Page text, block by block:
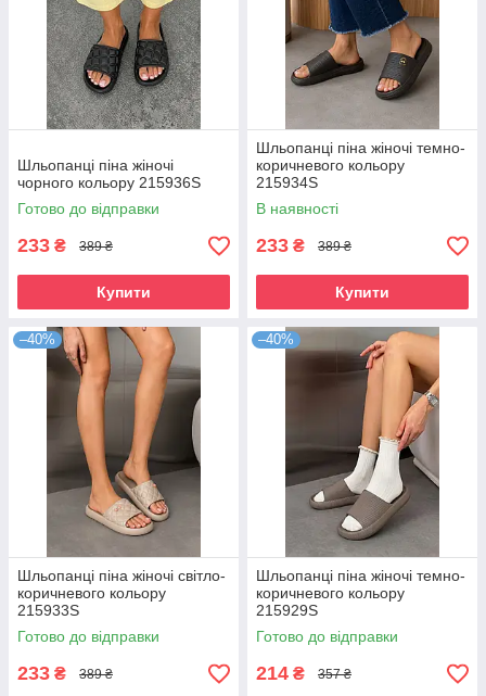
Шльопанці піна жіночі
чорного кольору 215936S
Готово до відправки
233 ₴ 389 ₴
Купити
Шльопанці піна жіночі темно-
коричневого кольору
215934S
В наявності
233 ₴ 389 ₴
Купити
–40%
Шльопанці піна жіночі світло-
коричневого кольору
215933S
Готово до відправки
233 ₴ 389 ₴
–40%
Шльопанці піна жіночі темно-
коричневого кольору
215929S
Готово до відправки
214 ₴ 357 ₴